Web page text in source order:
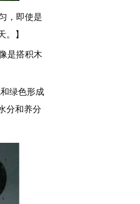
，即使是
】
是搭积木
绿色形成
分和养分